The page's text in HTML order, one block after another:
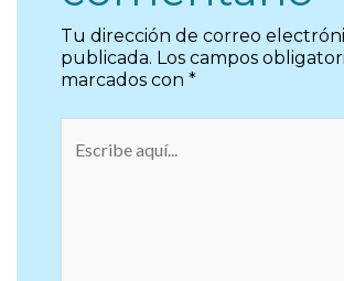
Tu dirección de correo
publicada. Los campos
marcados con *